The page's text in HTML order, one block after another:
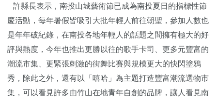
許縣長表示，南投山城藝術節已成為南投夏日的指標性節
慶活動，每年暑假皆吸引大批年輕人前往朝聖，參加人數也
是年年破紀錄，在南投各地年輕人的話題之間擁有極大的好
評與熱度，今年也推出更勝以往的歌手卡司、更多元豐富的
潮流市集、更緊張刺激的街舞比賽與規模更大的快閃塗鴉
秀，除此之外，還有以「嘻哈」為主題打造豐富潮流選物市
集，可以看見許多由竹山在地青年自創的品牌，讓人看見南